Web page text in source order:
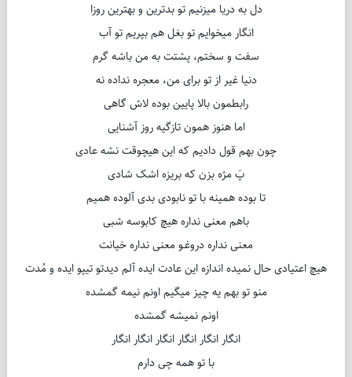
دل به دریا میزنیم تو بدترین و بهترین روزا
انگار میخوایم تو بغل هم بپریم تو آب
سفت و سختم، پشتت به من باشه گرم
دنیا غیر از تو برای من، معجره نداده نه
رابطمون بالا پایین بوده لاش گاهی
اما هنوز همون تازگیه روز آشنایی
چون بهم قول دادیم که این هیچوقت نشه عادی
پَ مژه بزن که بریزه اشک شادی
تا بوده همینه با تو نابودی بدی آلوده همیم
باهم معنی نداره هیچ کابوسه شبی
معنی نداره دروغـو معنی نداره خیانت
هیچ اعتیادی حال نمیده اندازه این عادت ایده آلم دیدتو تیپو ایده و مُدت
منو تو بهم یه چیز میگیم اونم نیمه گمشده
اونم نمیشه گمشده
انگار انگار انگار انگار انگار انگار
با تو همه چی دارم